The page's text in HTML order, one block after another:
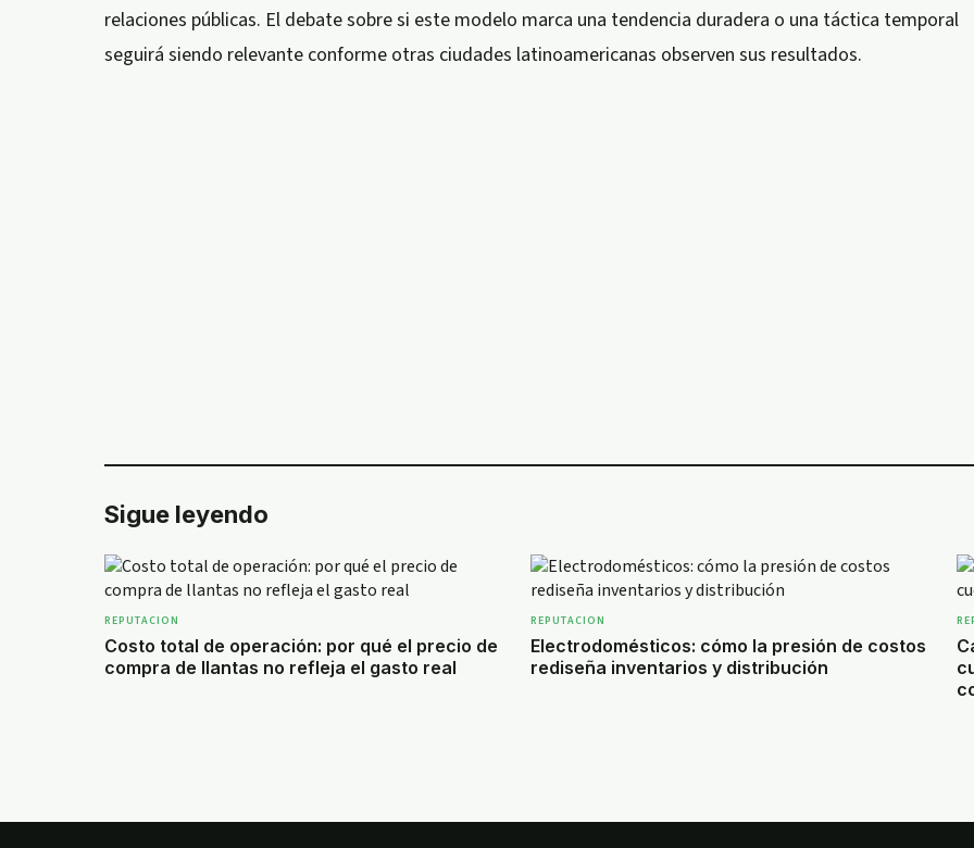
relaciones públicas. El debate sobre si este modelo marca una tendencia duradera o una táctica temporal
seguirá siendo relevante conforme otras ciudades latinoamericanas observen sus resultados.
Sigue leyendo
REPUTACION
Costo total de operación: por qué el precio de
compra de llantas no refleja el gasto real
REPUTACION
Electrodomésticos: cómo la presión de costos
rediseña inventarios y distribución